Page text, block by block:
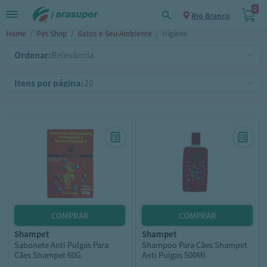
Rio Branco
0
Home / Pet Shop / Gatos e Seu Ambiente / Higiene
Ordenar:
Itens por página:
shampet
Sabonete Anti Pulgas Para
Cães Shampet 60G
shampet
Shampoo Para Cães Shampet
Anti Pulgas 500Ml